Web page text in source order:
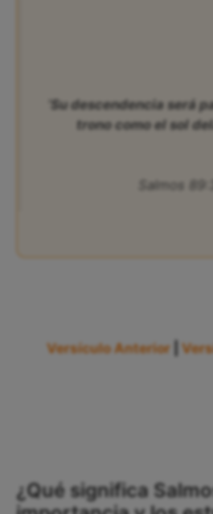
‘Su descendencia será
trono como el sol
Salmos
Versículo Anterior
¿Qué significa